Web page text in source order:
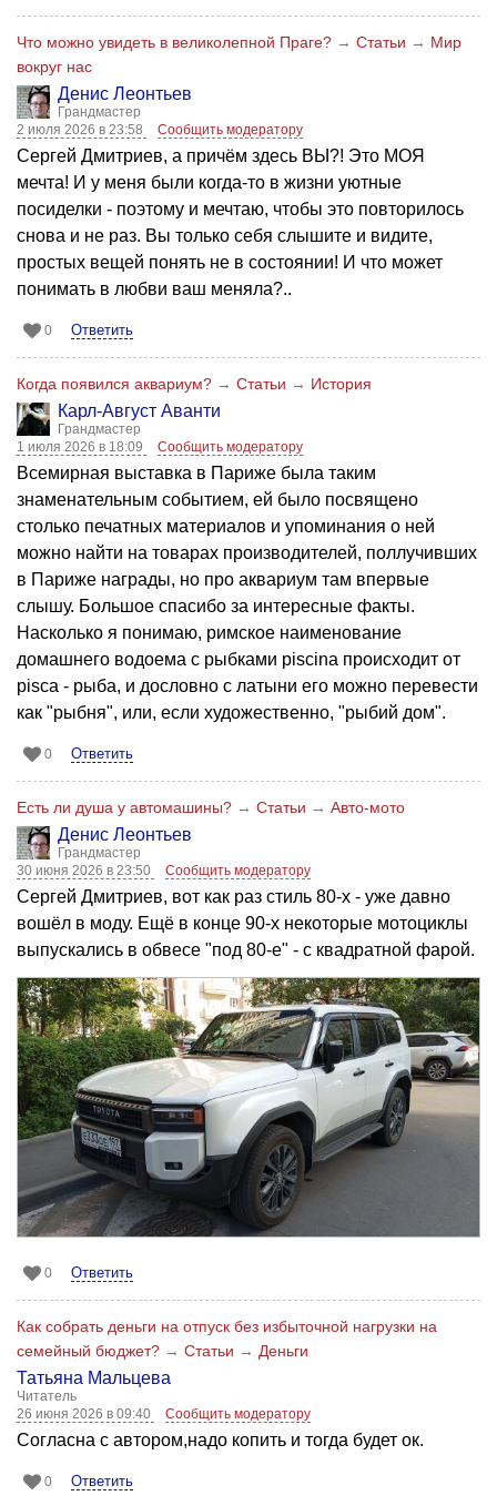
Что можно увидеть в великолепной Праге? → Статьи → Мир
вокруг нас
Денис Леонтьев
Грандмастер
2 июля 2026 в 23:58
Сообщить модератору
Сергей Дмитриев, а причём здесь ВЫ?! Это МОЯ
мечта! И у меня были когда-то в жизни уютные
посиделки - поэтому и мечтаю, чтобы это повторилось
снова и не раз. Вы только себя слышите и видите,
простых вещей понять не в состоянии! И что может
понимать в любви ваш меняла?..
0 Ответить
Когда появился аквариум? → Статьи → История
Карл-Август Аванти
Грандмастер
1 июля 2026 в 18:09
Сообщить модератору
Всемирная выставка в Париже была таким
знаменательным событием, ей было посвящено
столько печатных материалов и упоминания о ней
можно найти на товарах производителей, поллучивших
в Париже награды, но про аквариум там впервые
слышу. Большое спасибо за интересные факты.
Насколько я понимаю, римское наименование
домашнего водоема с рыбками piscina происходит от
pisca - рыба, и дословно с латыни его можно перевести
как "рыбня", или, если художественно, "рыбий дом".
0 Ответить
Есть ли душа у автомашины? → Статьи → Авто-мото
Денис Леонтьев
Грандмастер
30 июня 2026 в 23:50
Сообщить модератору
Сергей Дмитриев, вот как раз стиль 80-х - уже давно
вошёл в моду. Ещё в конце 90-х некоторые мотоциклы
выпускались в обвесе "под 80-е" - с квадратной фарой.
0 Ответить
Как собрать деньги на отпуск без избыточной нагрузки на
семейный бюджет? → Статьи → Деньги
Татьяна Мальцева
Читатель
26 июня 2026 в 09:40
Сообщить модератору
Согласна с автором,надо копить и тогда будет ок.
0 Ответить